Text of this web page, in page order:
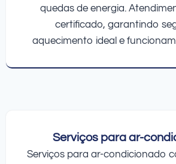
quedas de energia.
certificado, garantindo
aquecimento ideal e
Serviços para ar-
Serviços para ar-condicionado